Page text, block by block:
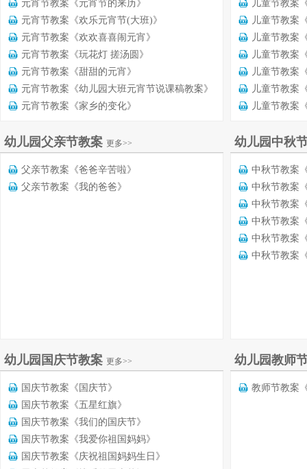
元宵节教案《元宵节的来历》
元宵节教案《欢乐元宵节(大班)》
元宵节教案《欢欢喜喜闹元宵》
元宵节教案《玩花灯 搓汤圆》
元宵节教案《甜甜的元宵》
元宵节教案《幼儿园大班元宵节说课稿教案》
元宵节教案《家乡的变化》
儿童节教案
儿童节教案
儿童节教案
儿童节教案
儿童节教案
儿童节教案
儿童节教案
幼儿园父亲节教案 更多>>
父亲节教案《爸爸辛苦啦》
父亲节教案《我的爸爸》
幼儿园中秋
中秋节教案
中秋节教案
中秋节教案
中秋节教案
中秋节教案
中秋节教案
幼儿园国庆节教案 更多>>
国庆节教案《国庆节》
国庆节教案《五星红旗》
国庆节教案《我们的国庆节》
国庆节教案《我爱你祖国妈妈》
国庆节教案《庆祝祖国妈妈生日》
幼儿园教师
教师节教案